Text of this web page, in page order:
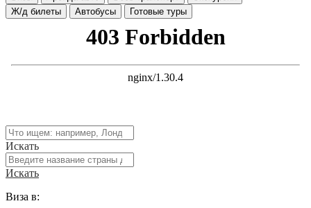
Ж/д билеты
Автобусы Готовые туры
Искать
Искать
Виза в: